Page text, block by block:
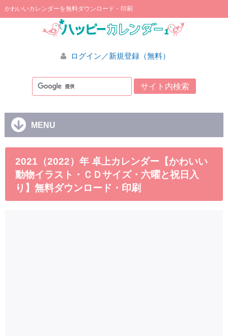
かわいいカレンダーを無料ダウンロード・印刷
ログイン／新規登録（無料）
MENU
2021（2022）年 卓上カレンダー【かわいい
動物イラスト・ＣＤサイズ・六曜と祝日入
り】無料ダウンロード・印刷